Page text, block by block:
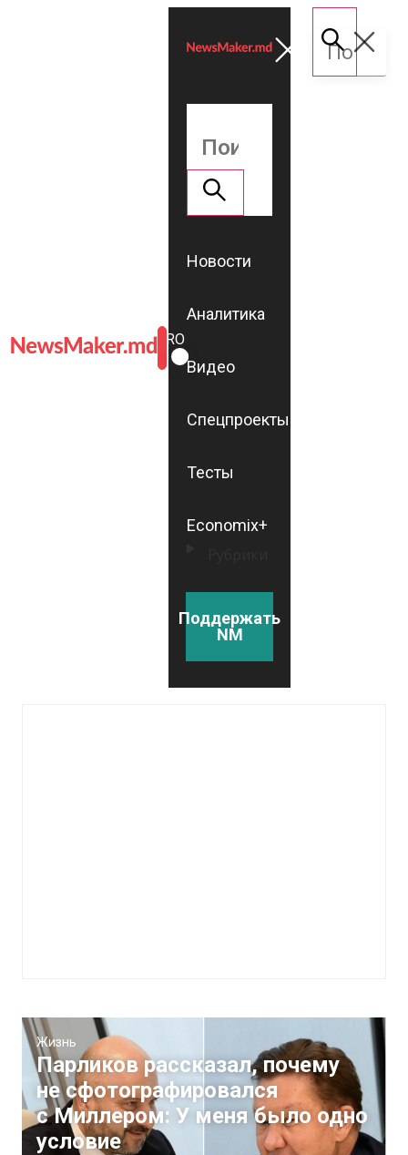
ROMÂNĂ
RU
Новости
Аналитика
Видео
Спецпроекты
Тесты
Economix+
Поддержать
NM
Жизнь
Парликов рассказал, почему
не сфотографировался
с Миллером: У меня было одно
условие